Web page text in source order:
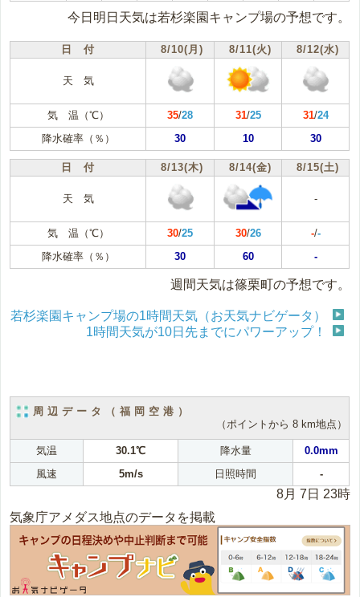
今日明日天気は若杉楽園キャンプ場の予想です。
日 付 8/10(月) 8/11(火) 8/12(水)
天 気
気 温（℃） 35/28 31/25 31/24
降水確率（％）
30 10 30
日 付 8/13(木) 8/14(金) 8/15(土)
天 気 -
気 温（℃） 30/25 30/26 -/-
降水確率（％）
30 60 -
週間天気は篠栗町の予想です。
若杉楽園キャンプ場の1時間天気（お天気ナビゲータ）
1時間天気が10日先までにパワーアップ！
周辺データ（福岡空港）
（ポイントから 8 km地点）
気温 30.1℃ 降水量
0.0mm
風速
5m/s 日照時間 -
8月 7日 23時
気象庁アメダス地点のデータを掲載